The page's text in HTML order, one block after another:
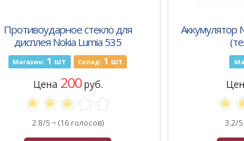
Противоударное стекло для
дисплея Nokia Lumia 535
Магазин: 1 шт Склад: 1 шт
Цена 200руб.
2.8/5 ~ (16 голосов)
Аккумулятор
3.2/5